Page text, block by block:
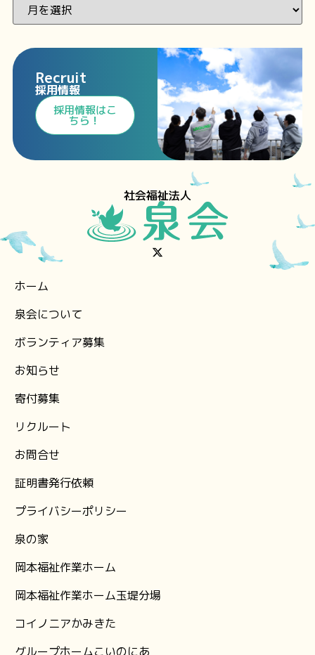
Recruit
採用情報
⁩採用情報⁩はこ
ちら！
社会福祉法人
ホーム
泉会について
ボランティア募集
お知らせ
⁨寄付募集
リクルート
お問合せ
証明書発行依頼
プライバシーポリシー
泉の家
岡本福祉作業ホーム
岡本福祉作業ホーム玉堤分場
コイノニアかみきた
グループホームこいのにあ